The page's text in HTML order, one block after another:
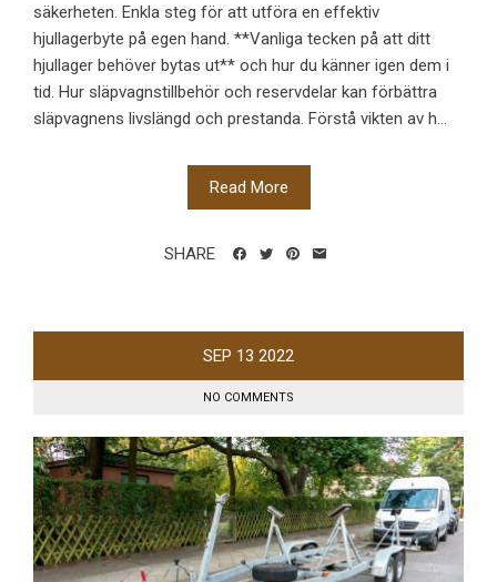
säkerheten. Enkla steg för att utföra en effektiv
hjullagerbyte på egen hand. **Vanliga tecken på att ditt
hjullager behöver bytas ut** och hur du känner igen dem i
tid. Hur släpvagnstillbehör och reservdelar kan förbättra
släpvagnens livslängd och prestanda. Förstå vikten av h...
Read More
SHARE
SEP 13 2022
NO COMMENTS